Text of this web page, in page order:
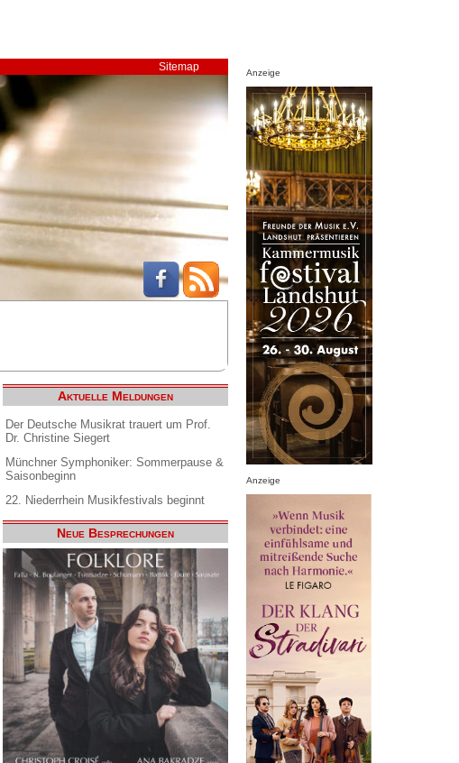
Sitemap
Aktuelle Meldungen
Der Deutsche Musikrat trauert um Prof.
Dr. Christine Siegert
Münchner Symphoniker: Sommerpause &
Saisonbeginn
22. Niederrhein Musikfestivals beginnt
Neue Besprechungen
Anzeige
Anzeige